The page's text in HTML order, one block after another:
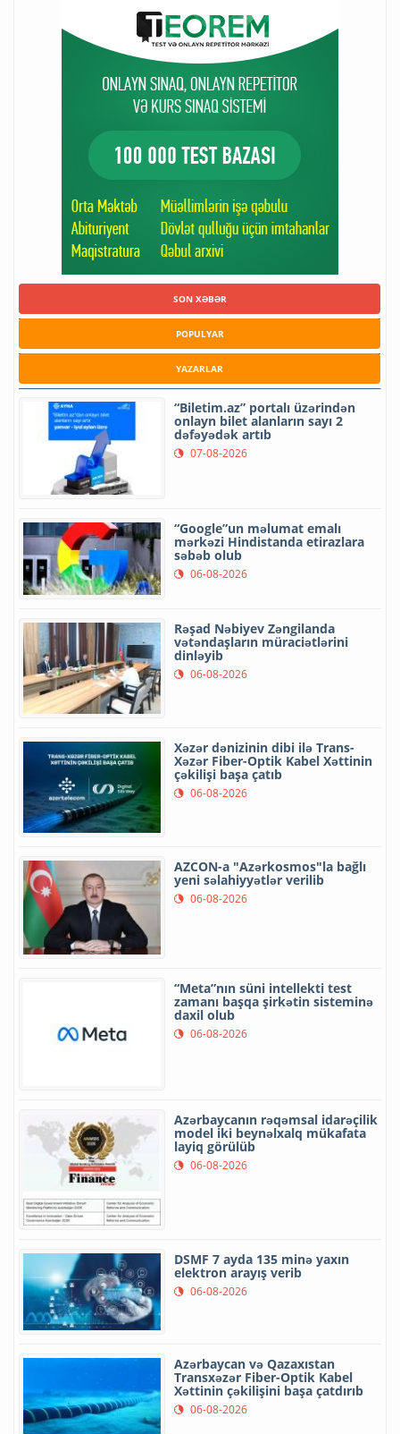
SON XƏBƏR
POPULYAR
YAZARLAR
“Biletim.az” portalı üzərindən
onlayn bilet alanların sayı 2
dəfəyədək artıb
07-08-2026
“Google”un məlumat emalı
mərkəzi Hindistanda etirazlara
səbəb olub
06-08-2026
Rəşad Nəbiyev Zəngilanda
vətəndaşların müraciətlərini
dinləyib
06-08-2026
Xəzər dənizinin dibi ilə Trans-
Xəzər Fiber-Optik Kabel Xəttinin
çəkilişi başa çatıb
06-08-2026
AZCON-a "Azərkosmos"la bağlı
yeni səlahiyyətlər verilib
06-08-2026
“Meta”nın süni intellekti test
zamanı başqa şirkətin sisteminə
daxil olub
06-08-2026
Azərbaycanın rəqəmsal idarəçilik
model iki beynəlxalq mükafata
layiq görülüb
06-08-2026
DSMF 7 ayda 135 minə yaxın
elektron arayış verib
06-08-2026
Azərbaycan və Qazaxıstan
Transxəzər Fiber-Optik Kabel
Xəttinin çəkilişini başa çatdırıb
06-08-2026